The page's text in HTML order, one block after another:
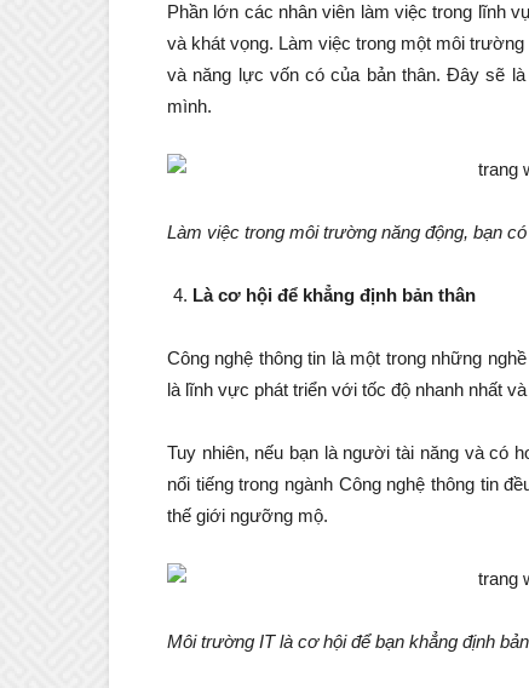
Phần lớn các nhân viên làm việc trong lĩnh
và khát vọng. Làm việc trong một môi
và năng lực vốn có của bản thân. Đây sẽ
mình.
Làm việc trong môi trường năng động, bạn
Là cơ hội để khẳng định bản thân
Công nghệ thông tin là một trong những
là lĩnh vực phát triển với tốc độ nhanh nhất
Tuy nhiên, nếu bạn là người tài năng và có
nổi tiếng trong ngành Công nghệ thông tin
thế giới ngưỡng mộ.
Môi trường IT là cơ hội để bạn khẳng định